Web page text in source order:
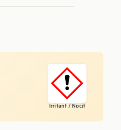
Irritant / Nocif